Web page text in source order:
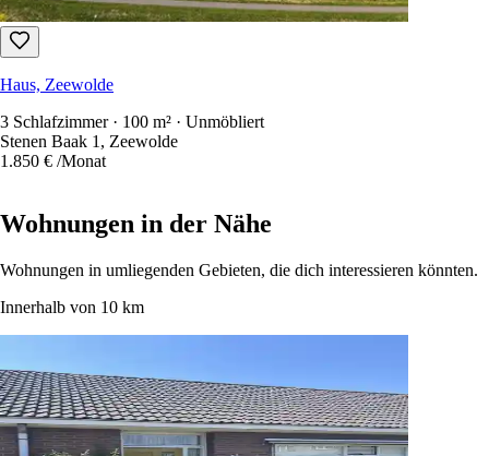
Haus, Zeewolde
3 Schlafzimmer · 100 m² · Unmöbliert
Stenen Baak 1, Zeewolde
1.850 € /Monat
Wohnungen in der Nähe
Wohnungen in umliegenden Gebieten, die dich interessieren könnten.
Innerhalb von 10 km